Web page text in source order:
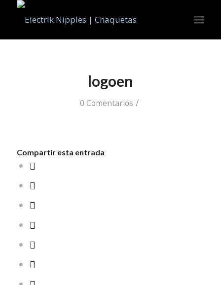
logoen
0 Comentarios /
Compartir esta entrada